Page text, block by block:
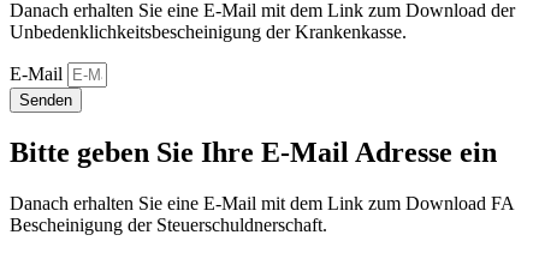
Danach erhalten Sie eine E-Mail mit dem Link zum Download der
Unbedenklichkeitsbescheinigung der Krankenkasse.
E-Mail
Senden
Bitte geben Sie Ihre E-Mail Adresse ein
Danach erhalten Sie eine E-Mail mit dem Link zum Download FA
Bescheinigung der Steuerschuldnerschaft.